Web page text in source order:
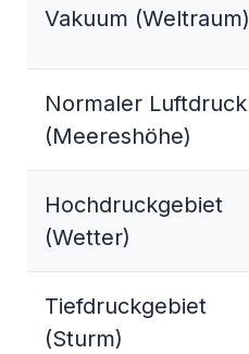
Vakuum (Weltraum)
Normaler Luftdruck
(Meereshöhe)
Hochdruckgebiet
(Wetter)
Tiefdruckgebiet
(Sturm)